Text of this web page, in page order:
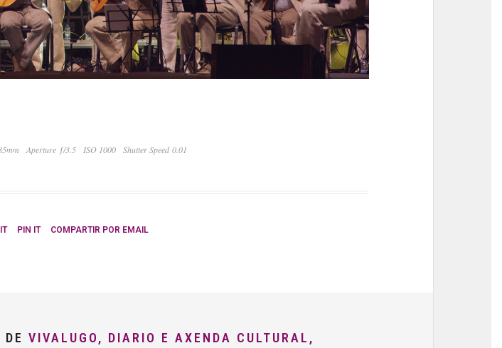
Aperture ƒ/3.5 ISO 1000 Shutter Speed 0.01
PIN IT COMPARTIR POR EMAIL
VIVALUGO, DIARIO E AXENDA CULTURAL,